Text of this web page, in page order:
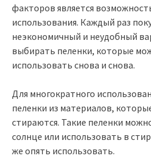
факторов является
использования. Каждый раз
неэкономичный и неудобный
выбирать пеленки, которые
использовать снова и снова.
Для многократного
пеленки из материалов,
стираются. Такие пеленки
солнце или использовать в
же опять использовать.